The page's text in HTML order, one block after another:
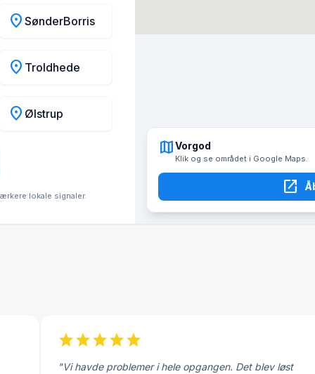
location_on SønderBorris
location_on Troldhede
location_on Ølstrup
lokale signaler.
mapVorgod
Klik og se området i Google Maps.
open_in_new
starstarstarstarstar
"Vi havde problemer i hele opgangen. Det blev løst